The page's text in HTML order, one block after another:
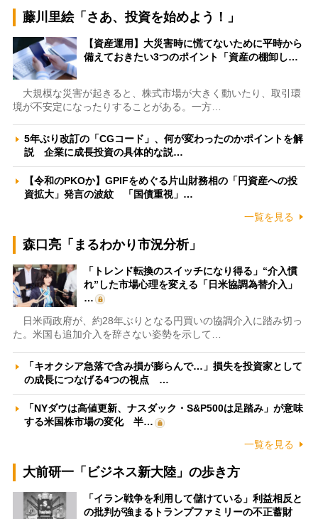
藤川里絵「さあ、投資を始めよう！」
【資産運用】大災害時に慌てないために平時から
備えておきたい3つのポイント「資産の棚卸し…
大規模な災害が起きると、株式市場が大きく動いたり、取引環
境が不安定になったりすることがある。一方…
5年ぶり改訂の「CGコード」、何が変わったのかポイントを解
説 企業に成長投資の具体的な説…
【令和のPKOか】GPIFをめぐる片山財務相の「円資産への投
資拡大」発言の波紋 「国債重視」…
一覧を見る
森口亮「まるわかり市況分析」
「トレンド転換のスイッチになり得る」“介入慣
れ”した市場心理を変える「日米協調為替介入」
…
日米両政府が、約28年ぶりとなる円買いの協調介入に踏み切っ
た。米国も追加介入を辞さない姿勢を示して…
「キオクシア急落で含み損が膨らんで…」損失を投資家として
の成長につなげる4つの視点 …
「NYダウは高値更新、ナスダック・S&P500は足踏み」が意味
する米国株市場の変化 半…
一覧を見る
大前研一「ビジネス新大陸」の歩き方
「イラン戦争を利用して儲けている」利益相反と
の批判が強まるトランプファミリーの不正蓄財